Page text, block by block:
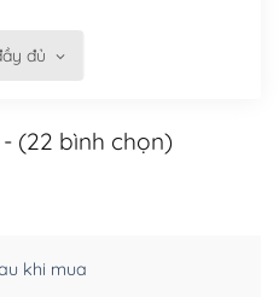
tên miền và hosting để
WordPress
kiếm
cụ và plugin để tối ưu
đủ
(22 bình chọn)
khi mua